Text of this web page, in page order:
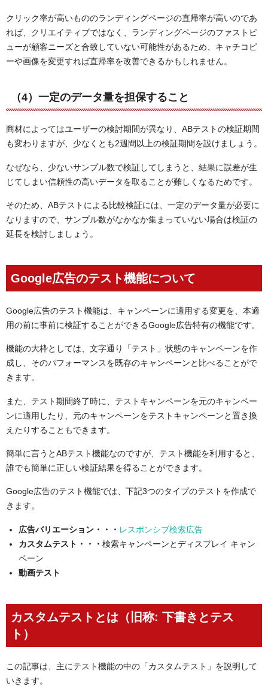
クリック率が高いもののランディングページの直帰率が高いのであ
れば、クリエイティブではなく、ランディングページのファストビ
ューが顧客ニーズと合致していない可能性があるため、キャチコピ
ーや画像を変更すれば直帰率を改善できるかもしれません。
（4）一定のデータ量を担保すること
商材によってはユーザーの検討期間が異なり、ABテストの検証期間
も変わりますが、少なくとも2週間以上の検証期間を設けましょう。
なぜなら、少ないサンプル数で検証してしまうと、結果に誤差が生
じてしまい信頼性の高いデータを取ることが難しくなるためです。
そのため、ABテストによる比較検証には、一定のデータ量が必要に
なりますので、サンプル数がなかなか集まっていない場合は検証の
延長を検討しましょう。
Google広告のテスト機能について
Google広告のテスト機能は、キャンペーンに適用する変更を、本適
用の前に事前に検証することができるGoogle広告特有の機能です。
機能の大枠としては、文字通り「テスト」状態のキャンペーンを作
成し、そのパフォーマンスを既存のキャンペーンと比べることがで
きます。
また、テスト期間終了時に、テストキャンペーンを元のキャンペー
ンに適用したり、元のキャンペーンをテストキャンペーンと置き換
えたりすることもできます。
簡単に言うとABテスト機能なのですが、テスト機能を利用すると、
誰でも簡単に正しい検証結果を得ることができます。
Google広告のテスト機能では、下記3つのタイプのテストを作成で
きます。
広告バリエーション・・・ レスポンシブ検索広告
カスタムテスト・・・ 検索キャンペーンとディスプレイ キャン
ペーン
動画テスト
カスタムテストとは（旧称: 下書きとテス
ト）
この記事は、主にテスト機能の中の「カスタムテスト」を説明して
いきます。